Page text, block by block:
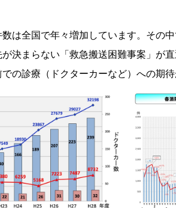
は全国で年々増加しています。その
決まらない「救急搬送困難事案」が
の診療（ドクターカーなど）への期待